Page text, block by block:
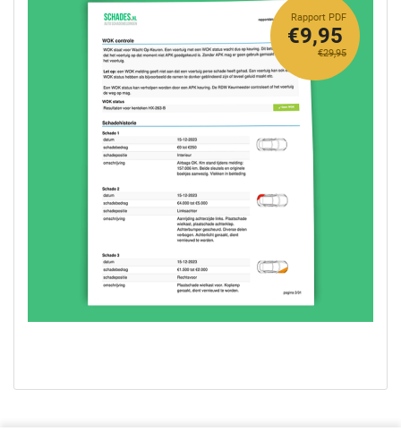
Rapport PDF
€29,95
€9,95